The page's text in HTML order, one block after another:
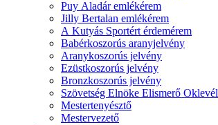
Puy Aladár emlékérem
Jilly Bertalan emlékérem
A Kutyás Sportért érdemérem
Babérkoszorús aranyjelvény
Aranykoszorús jelvény
Ezüstkoszorús jelvény
Bronzkoszorús jelvény
Szövetség Elnöke Elismerő Oklevél
Mestertenyésztő
Mestervezető